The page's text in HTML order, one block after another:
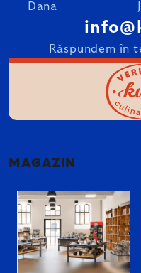
Dana
Răspundem în
MAGAZIN